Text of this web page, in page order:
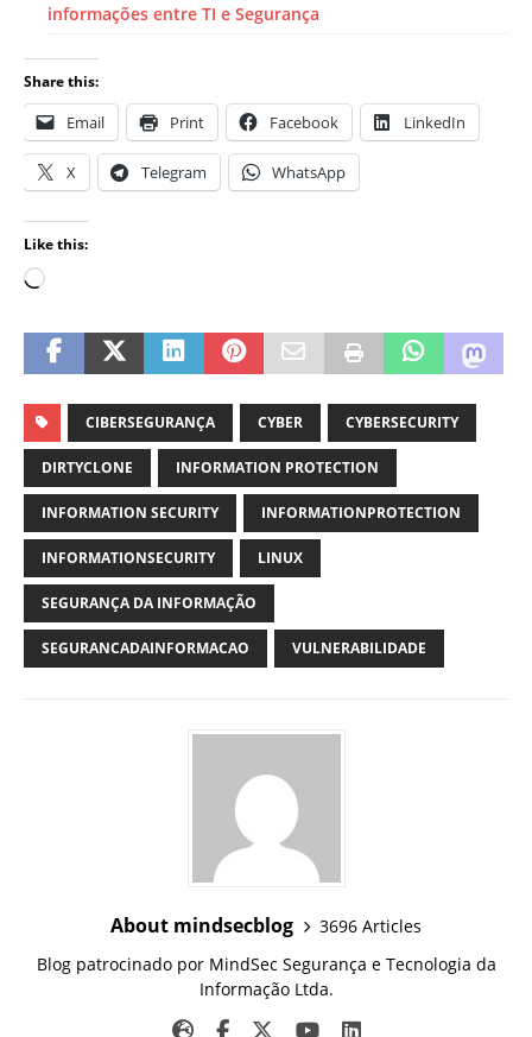
informações entre TI e Segurança
Share this:
Email Print Facebook LinkedIn
X Telegram WhatsApp
Like this:
CIBERSEGURANÇA CYBER CYBERSECURITY
DIRTYCLONE INFORMATION PROTECTION
INFORMATION SECURITY INFORMATIONPROTECTION
INFORMATIONSECURITY LINUX
SEGURANÇA DA INFORMAÇÃO
SEGURANCADAINFORMACAO VULNERABILIDADE
About mindsecblog
3696 Articles
Blog patrocinado por MindSec Segurança e Tecnologia da
Informação Ltda.